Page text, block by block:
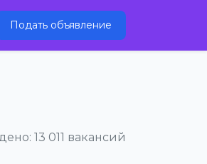
Подать объявление
13 011 вакансий